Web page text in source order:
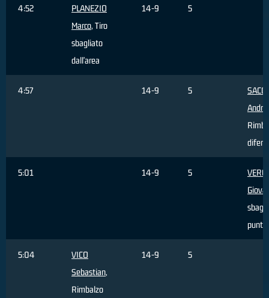
4:52
PLANEZIO
Marco, Tiro
sbagliato
dall'area
14-9 5
4:57 14-9 5
5:01 14-9 5
punti
5:04
VICO
Sebastian,
Rimbalzo
14-9 5